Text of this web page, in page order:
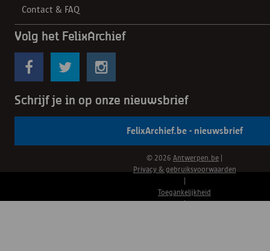
Contact & FAQ
Volg het FelixArchief
Schrijf je in op onze nieuwsbrief
FelixArchief.be - nieuwsbrief
© 2026 Antwerpen.be |
Privacy & gebruiksvoorwaarden
|
Toegankelijkheid
|